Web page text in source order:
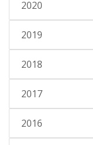
2020
2019
2018
2017
2016